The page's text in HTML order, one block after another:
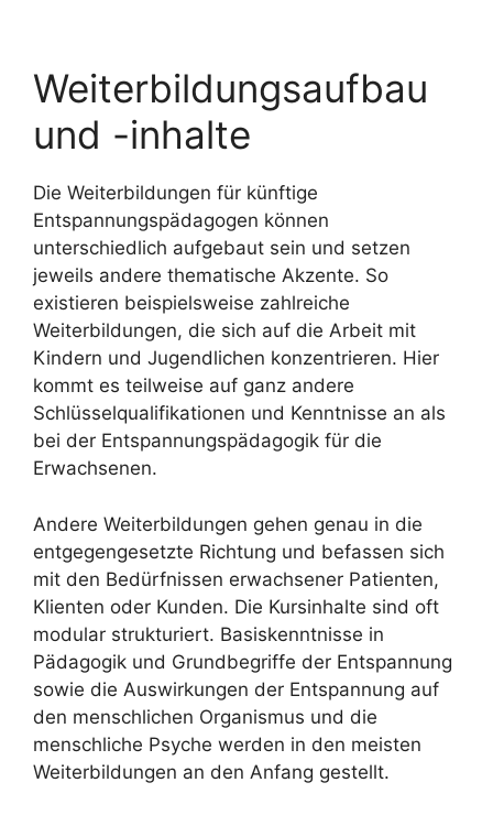
Weiterbildungsaufbau
und -inhalte
Die Weiterbildungen für künftige
Entspannungspädagogen können
unterschiedlich aufgebaut sein und setzen
jeweils andere thematische Akzente. So
existieren beispielsweise zahlreiche
Weiterbildungen, die sich auf die Arbeit mit
Kindern und Jugendlichen konzentrieren. Hier
kommt es teilweise auf ganz andere
Schlüsselqualifikationen und Kenntnisse an als
bei der Entspannungspädagogik für die
Erwachsenen.
Andere Weiterbildungen gehen genau in die
entgegengesetzte Richtung und befassen sich
mit den Bedürfnissen erwachsener Patienten,
Klienten oder Kunden. Die Kursinhalte sind oft
modular strukturiert. Basiskenntnisse in
Pädagogik und Grundbegriffe der Entspannung
sowie die Auswirkungen der Entspannung auf
den menschlichen Organismus und die
menschliche Psyche werden in den meisten
Weiterbildungen an den Anfang gestellt.